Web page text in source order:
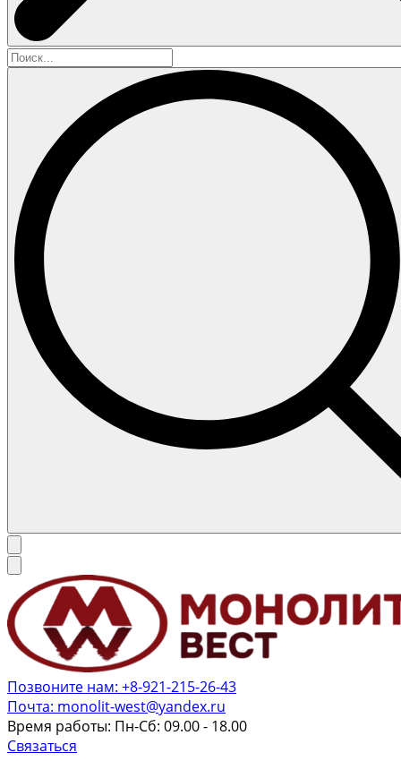
Позвоните нам: +8-921-215-26-43
Почта: monolit-west@yandex.ru
Время работы: Пн-Сб: 09.00 - 18.00
Связаться